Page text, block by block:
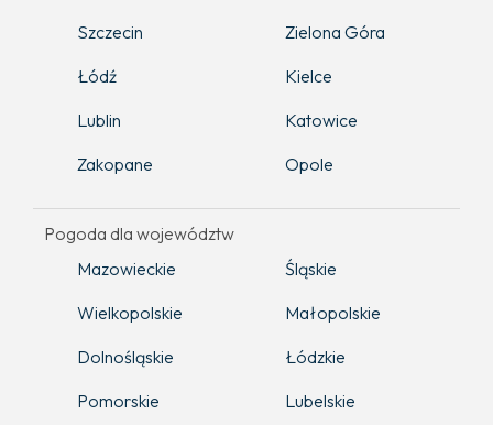
Szczecin
Zielona Góra
Łódź
Kielce
Lublin
Katowice
Zakopane
Opole
Pogoda dla województw
Mazowieckie
Śląskie
Wielkopolskie
Małopolskie
Dolnośląskie
Łódzkie
Pomorskie
Lubelskie